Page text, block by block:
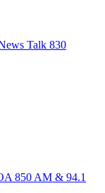
Talk 830
850 AM & 94.1